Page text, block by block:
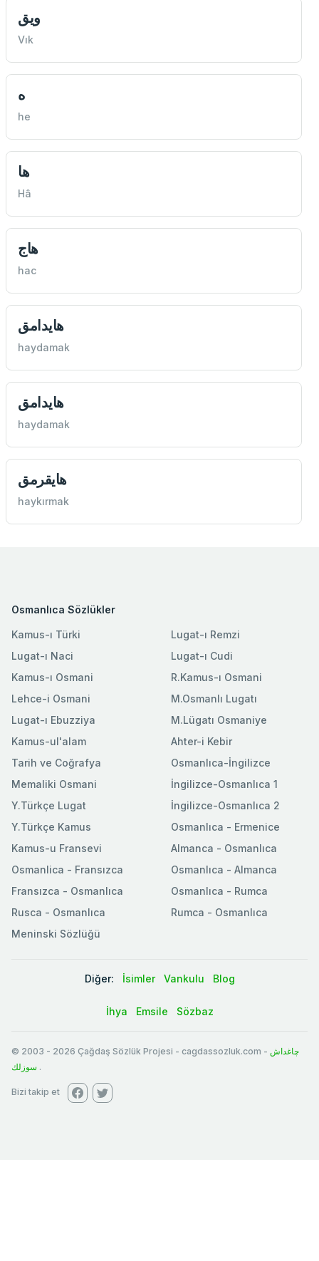
ويق
Vık
ه
he
ها
Hâ
هاج
hac
هايدامق
haydamak
هايدامق
haydamak
هايقرمق
haykırmak
Osmanlıca Sözlükler
Kamus-ı Türki
Lugat-ı Naci
Kamus-ı Osmani
Lehce-i Osmani
Lugat-ı Ebuzziya
Lugat-ı Remzi
Lugat-ı Cudi
R.Kamus-ı Osmani
M.Osmanlı Lugatı
M.Lügatı Osmaniye
Kamus-ul'alam
Tarih ve Coğrafya
Memaliki Osmani
Y.Türkçe Lugat
Y.Türkçe Kamus
Ahter-i Kebir
Osmanlıca-İngilizce
İngilizce-Osmanlıca 1
İngilizce-Osmanlıca 2
Osmanlıca - Ermenice
Kamus-u Fransevi
Osmanlica - Fransızca
Fransızca - Osmanlıca
Rusca - Osmanlıca
Meninski Sözlüğü
Almanca - Osmanlıca
Osmanlıca - Almanca
Osmanlıca - Rumca
Rumca - Osmanlıca
Diğer: İsimler Vankulu Blog
İhya Emsile Sözbaz
© 2003 - 2026 Çağdaş Sözlük Projesi - cagdassozluk.com - چاغداش
سوزلك .
Bizi takip et